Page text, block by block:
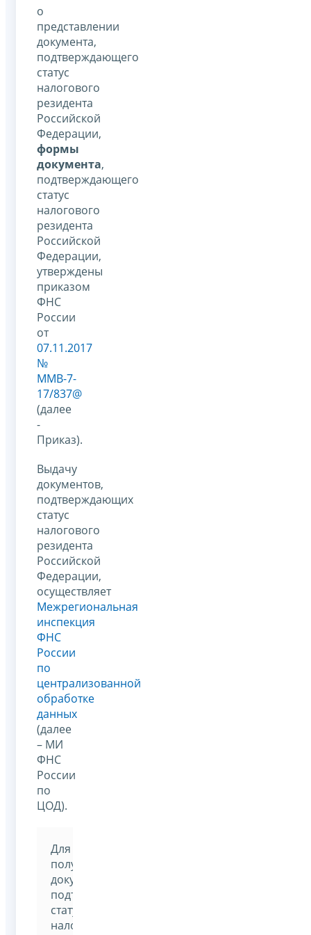
о
представлении
документа,
подтверждающего
статус
налогового
резидента
Российской
Федерации,
формы
документа,
подтверждающего
статус
налогового
резидента
Российской
Федерации,
утверждены
приказом
ФНС
России
от
07.11.2017
№
ММВ-7-
17/837@
(далее
-
Приказ).
Выдачу
документов,
подтверждающих
статус
налогового
резидента
Российской
Федерации,
осуществляет
Межрегиональная
инспекция
ФНС
России
по
централизованной
обработке
данных
(далее
– МИ
ФНС
России
по
ЦОД).
Для
получения
документа,
подтверждающего
статус
налогового